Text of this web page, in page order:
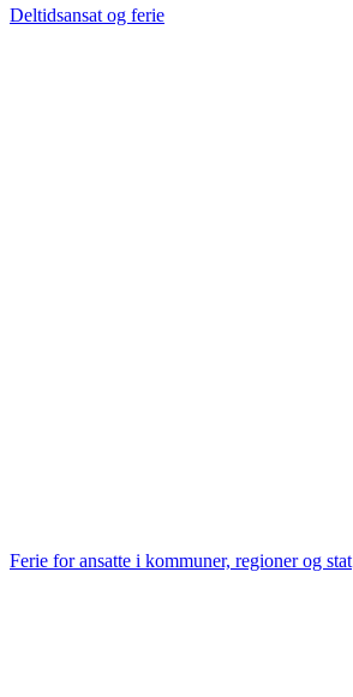
Deltidsansat og ferie
Ferie for ansatte i kommuner, regioner og stat